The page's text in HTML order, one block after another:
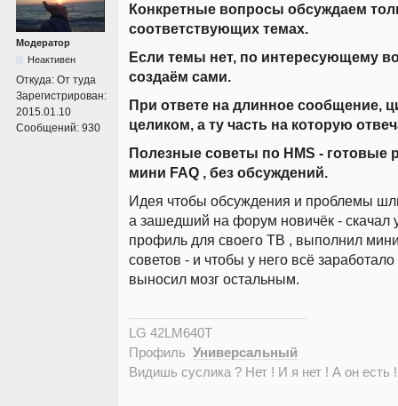
Модератор
Неактивен
Откуда: От туда
Зарегистрирован:
2015.01.10
Сообщений: 930
Конкретные вопросы обсуждаем
соответствующих темах.
Если темы нет, по интересующему
создаём сами.
При ответе на длинное сообщение,
целиком, а ту часть на которую
Полезные советы по HMS - готовые
мини FAQ , без обсуждений.
Идея чтобы обсуждения и проблемы
а зашедший на форум новичёк - скачал
профиль для своего ТВ , выполнил
советов - и чтобы у него всё
выносил мозг остальным.
LG 42LM640T
Профиль Универсальный
Видишь суслика ? Нет ! И я нет ! А он есть